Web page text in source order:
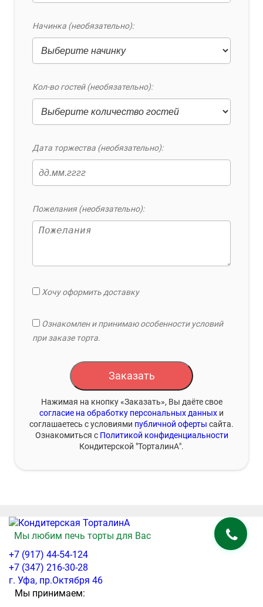
Начинка (необязательно):
Кол-во гостей (необязательно):
Дата торжества (необязательно):
Пожелания (необязательно):
Хочу оформить доставку
Ознакомлен и принимаю особенности условий
при заказе торта.
Заказать
Нажимая на кнопку «Заказать», Вы даёте свое
согласие на обработку персональных данных и
соглашаетесь с условиями публичной оферты сайта.
Ознакомиться с Политикой конфиденциальности
Кондитерской "ТорталинА".
Мы любим печь торты для Вас
+7 (917) 44-54-124
+7 (347) 216-30-28
г. Уфа, пр.Октября 46
Мы принимаем: